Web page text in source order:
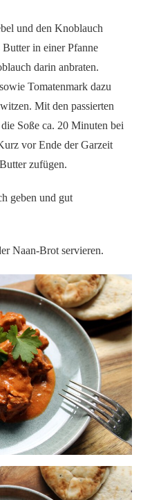
und den Knoblauch
in einer Pfanne
darin anbraten.
Tomatenmark dazu
Mit den passierten
Soße ca. 20 Minuten bei
vor Ende der Garzeit
zufügen.
geben und gut
Naan-Brot servieren.